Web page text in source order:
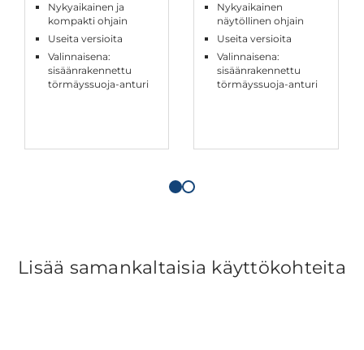
Nykyaikainen ja
kompakti ohjain
Useita versioita
Valinnaisena:
sisäänrakennettu
törmäyssuoja-anturi
Nykyaikainen
näytöllinen ohjain
Useita versioita
Valinnaisena:
sisäänrakennettu
törmäyssuoja-anturi
Lisää samankaltaisia käyttökohteita